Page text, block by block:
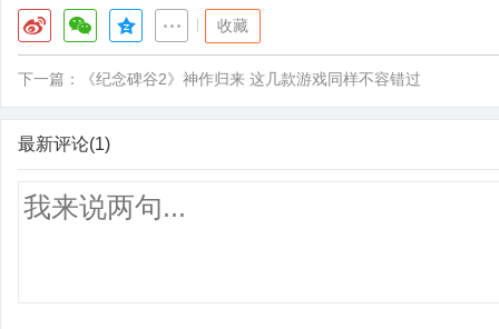
收藏
下一篇： 《纪念碑谷2》神作归来 这几款游戏同样不容错过
最新评论(1)